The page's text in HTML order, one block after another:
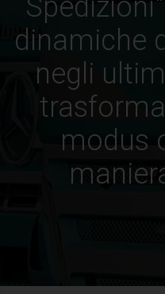
dinamiche
negli
modus